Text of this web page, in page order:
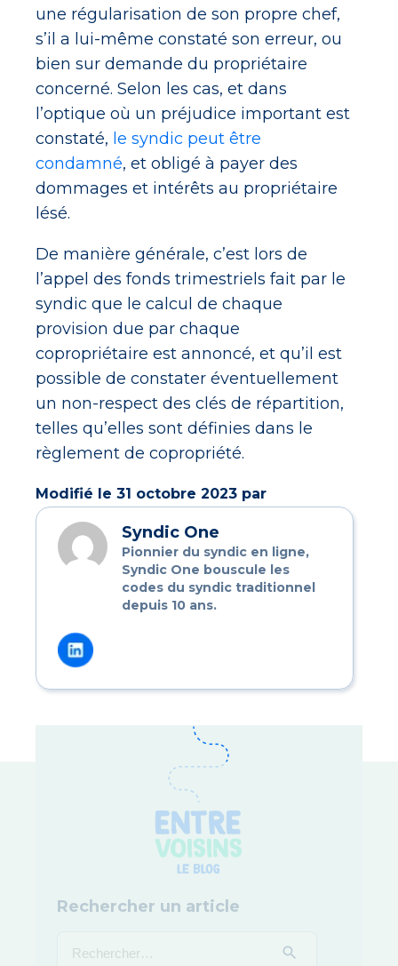
une régularisation de son propre chef,
s’il a lui-même constaté son erreur, ou
bien sur demande du propriétaire
concerné. Selon les cas, et dans
l’optique où un préjudice important est
constaté, le syndic peut être
condamné, et obligé à payer des
dommages et intérêts au propriétaire
lésé.
De manière générale, c’est lors de
l’appel des fonds trimestriels fait par le
syndic que le calcul de chaque
provision due par chaque
copropriétaire est annoncé, et qu’il est
possible de constater éventuellement
un non-respect des clés de répartition,
telles qu’elles sont définies dans le
règlement de copropriété.
Modifié le 31 octobre 2023 par
Syndic One
Pionnier du syndic en ligne,
Syndic One bouscule les
codes du syndic traditionnel
depuis 10 ans.
Rechercher un article